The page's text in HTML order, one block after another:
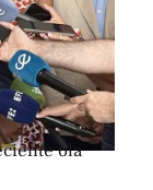
ola